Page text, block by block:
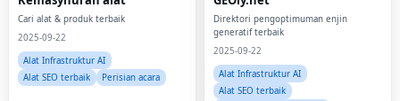
Cari alat & produk terbaik
2025-09-22
Alat Infrastruktur AI
Alat SEO terbaik
Perisian acara
Direktori pengoptimuman enjin
generatif terbaik
2025-09-22
Alat Infrastruktur AI
Alat SEO terbaik